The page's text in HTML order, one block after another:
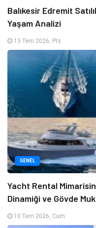
Balıkesir Edremit
Yaşam Analizi
13 Tem 2026, Pts
GENEL
Yacht Rental
Dinamiği ve Gövde
10 Tem 2026, Cum